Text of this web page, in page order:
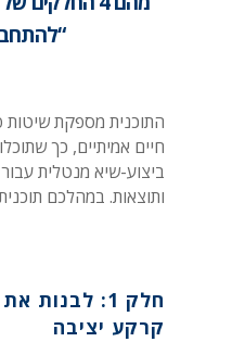
התוכנית מספקת שיטות
חיים אמיתיים, כך
ביצוע-שיא מנטלית
ותוצאות. במהלכם
חלק 1:
קרקע יציבה